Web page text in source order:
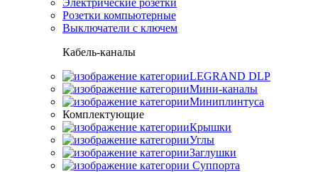
Электрические розетки
Розетки компьютерные
Выключатели с ключем
Кабель-каналы
LEGRAND DLP
Мини-каналы
Миниплинтуса
Комплектующие
Крышки
Углы
Заглушки
Суппорта